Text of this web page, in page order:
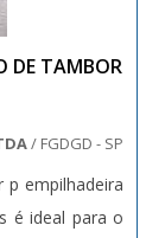
DE TAMBOR
/ FGDGD - SP
empilhadeira
é ideal para o